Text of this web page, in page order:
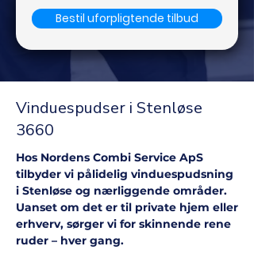
Bestil uforpligtende tilbud
Vinduespudser i Stenløse
3660
Hos Nordens Combi Service ApS
tilbyder vi pålidelig vinduespudsning
i Stenløse og nærliggende områder.
Uanset om det er til private hjem eller
erhverv, sørger vi for skinnende rene
ruder – hver gang.